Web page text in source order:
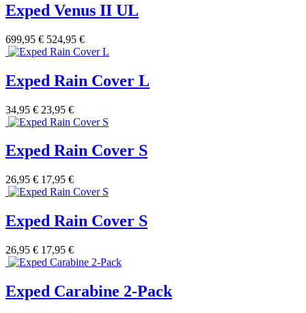
Exped Venus II UL
699,95 € 524,95 €
Exped Rain Cover L
34,95 € 23,95 €
Exped Rain Cover S
26,95 € 17,95 €
Exped Rain Cover S
26,95 € 17,95 €
Exped Carabine 2-Pack